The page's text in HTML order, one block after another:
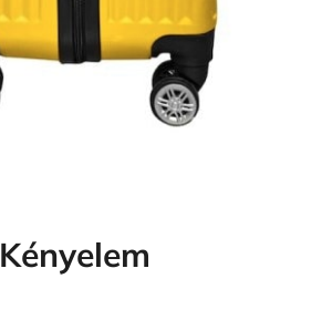
Kényelem